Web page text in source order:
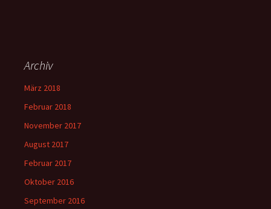
Archiv
März 2018
Februar 2018
November 2017
August 2017
Februar 2017
Oktober 2016
September 2016